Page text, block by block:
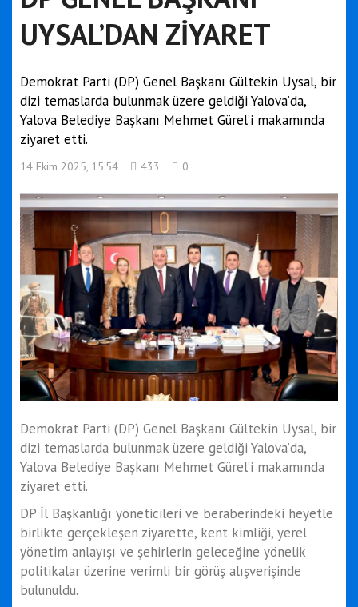
UYSAL’DAN ZİYARET
Demokrat Parti (DP) Genel Başkanı Gültekin Uysal, bir
dizi temaslarda bulunmak üzere geldiği Yalova’da,
Yalova Belediye Başkanı Mehmet Gürel’i makamında
ziyaret etti.
14 Ekim 2025, 15:54 433 0
Demokrat Parti (DP) Genel Başkanı Gültekin Uysal, bir
dizi temaslarda bulunmak üzere geldiği Yalova’da,
Yalova Belediye Başkanı Mehmet Gürel’i makamında
ziyaret etti.
DP İl Başkanlığı yöneticileri ve beraberindeki heyetle
birlikte gerçekleşen ziyarette, kent kimliği, yerel
yönetim anlayışı ve şehirlerin geleceğine yönelik
politikalar üzerine verimli bir görüş alışverişinde
bulunuldu.